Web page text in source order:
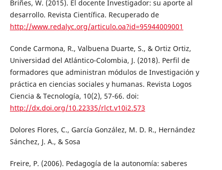
Briñes, W. (2015). El docente Investigador: su aporte al
desarrollo. Revista Científica. Recuperado de
http://www.redalyc.org/articulo.oa?id=95944009001
Conde Carmona, R., Valbuena Duarte, S., & Ortiz Ortiz,
Universidad del Atlántico-Colombia, J. (2018). Perfil de
formadores que administran módulos de Investigación y
práctica en ciencias sociales y humanas. Revista Logos
Ciencia & Tecnología, 10(2), 57-66. doi:
http://dx.doi.org/10.22335/rlct.v10i2.573
Dolores Flores, C., García González, M. D. R., Hernández
Sánchez, J. A., & Sosa
Freire, P. (2006). Pedagogía de la autonomía: saberes